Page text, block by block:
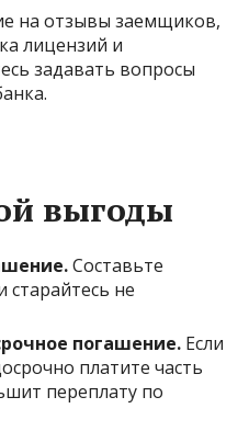
на отзывы заемщиков,
лицензий и
задавать вопросы
выгоды
Составьте
старайтесь не
погашение. Если
платите часть
переплату по